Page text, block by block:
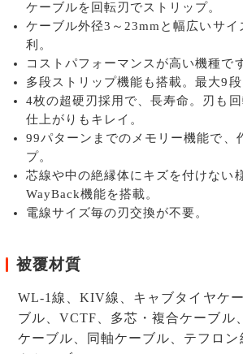
ケーブルを回転刃でストリップ。
ケーブル外径3～23mmと幅広いサイ
利。
コストパフォーマンスが高い機種で
多段ストリップ機能も搭載。最大9段
4枚の超硬刃採用で、長寿命。刃も回
仕上がりもキレイ。
99パターンまでのメモリー機能で、
プ。
芯線や中の絶縁体にキズを付けない
WayBack機能を搭載。
電線サイズ毎の刃交換が不要。
被覆材質
WL-1線、KIV線、キャブタイヤケ
ブル、VCTF、多芯・複合ケーブル
ケーブル、同軸ケーブル、テフロ